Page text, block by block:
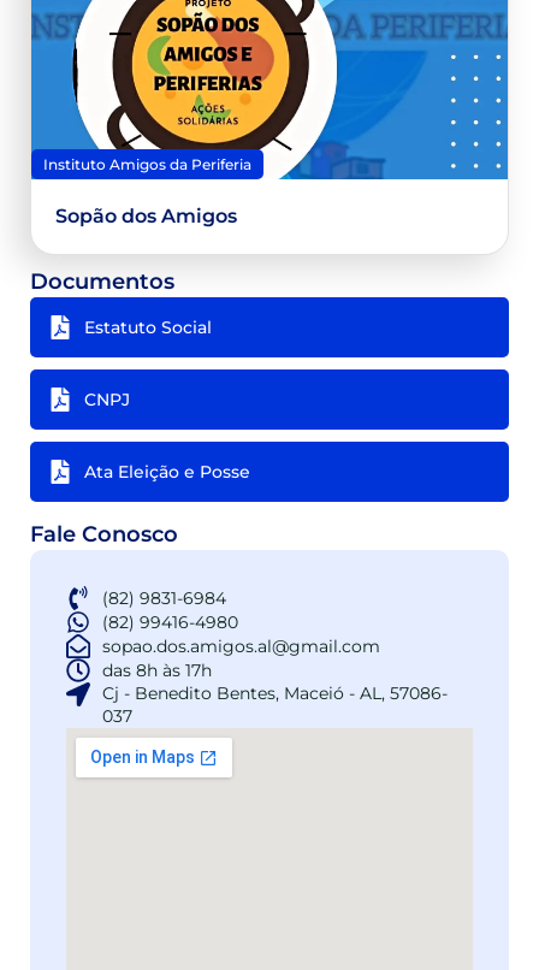
Instituto Amigos da Periferia
Sopão dos Amigos
Documentos
Estatuto Social
CNPJ
Ata Eleição e Posse
Fale Conosco
(82) 9831-6984
(82) 99416-4980
sopao.dos.amigos.al@gmail.com
das 8h às 17h
Cj - Benedito Bentes, Maceió - AL, 57086-
037